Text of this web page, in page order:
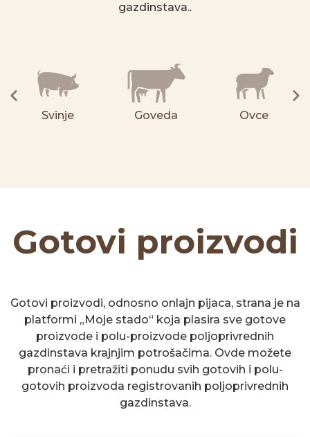
gazdinstava..
Svinje Goveda Ovce
Gotovi proizvodi
Gotovi proizvodi, odnosno onlajn pijaca, strana je na
platformi „Moje stado“ koja plasira sve gotove
proizvode i polu-proizvode poljoprivrednih
gazdinstava krajnjim potrošačima. Ovde možete
pronaći i pretražiti ponudu svih gotovih i polu-
gotovih proizvoda registrovanih poljoprivrednih
gazdinstava.